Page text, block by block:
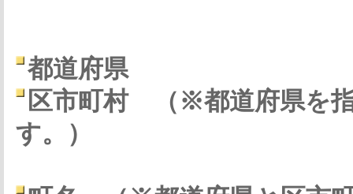
都道府県
区市町村
（※都道府県を
す。）